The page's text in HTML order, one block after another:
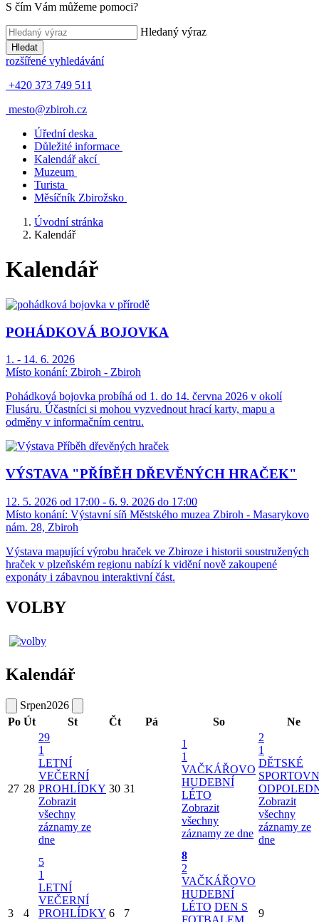
S čím Vám můžeme pomoci?
Hledaný výraz
Hledat
rozšířené vyhledávání
+420 373 749 511
mesto@zbiroh.cz
Úřední deska
Důležité informace
Kalendář akcí
Muzeum
Turista
Měsíčník Zbirožsko
Úvodní stránka
Kalendář
Kalendář
POHÁDKOVÁ BOJOVKA
1. - 14. 6. 2026
Místo konání: Zbiroh - Zbiroh
Pohádková bojovka probíhá od 1. do 14. června 2026 v okolí
Flusáru. Účastníci si mohou vyzvednout hrací karty, mapu a
odměny v informačním centru.
VÝSTAVA "PŘÍBĚH DŘEVĚNÝCH HRAČEK"
12. 5. 2026 od 17:00 - 6. 9. 2026 do 17:00
Místo konání: Výstavní síň Městského muzea Zbiroh - Masarykovo
nám. 28, Zbiroh
Výstava mapující výrobu hraček ve Zbiroze i historii soustružených
hraček v plzeňském regionu nabízí k vidění nově zakoupené
exponáty i zábavnou interaktivní část.
VOLBY
Kalendář
Srpen2026
Po Út St Čt Pá So Ne
27 28
29
1
LETNÍ
VEČERNÍ
PROHLÍDKY
Zobrazit
všechny
záznamy ze
dne
30 31
1
1
VAČKÁŘOVO
HUDEBNÍ
LÉTO
Zobrazit
všechny
záznamy ze dne
2
1
DĚTSKÉ
Zobrazit
všechny
záznamy ze
dne
3 4
5
1
LETNÍ
VEČERNÍ
PROHLÍDKY 6 7
8
2
VAČKÁŘOVO
HUDEBNÍ
LÉTO DEN S
9